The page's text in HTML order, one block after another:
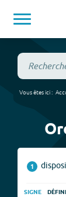
Vous êtes ici :
1
SIGNE